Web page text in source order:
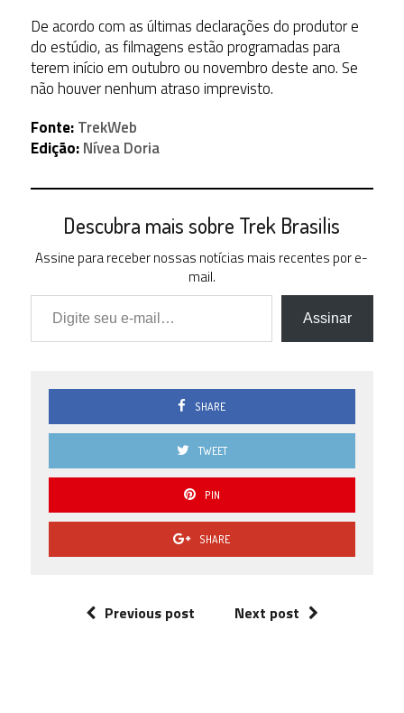
De acordo com as últimas declarações do produtor e
do estúdio, as filmagens estão programadas para
terem início em outubro ou novembro deste ano. Se
não houver nenhum atraso imprevisto.
Fonte:TrekWeb
Edição:Nívea Doria
Descubra mais sobre Trek Brasilis
Assine para receber nossas notícias mais recentes por e-
mail.
Digite seu e-mail…
Assinar
SHARE
TWEET
PIN
SHARE
Previous post Next post